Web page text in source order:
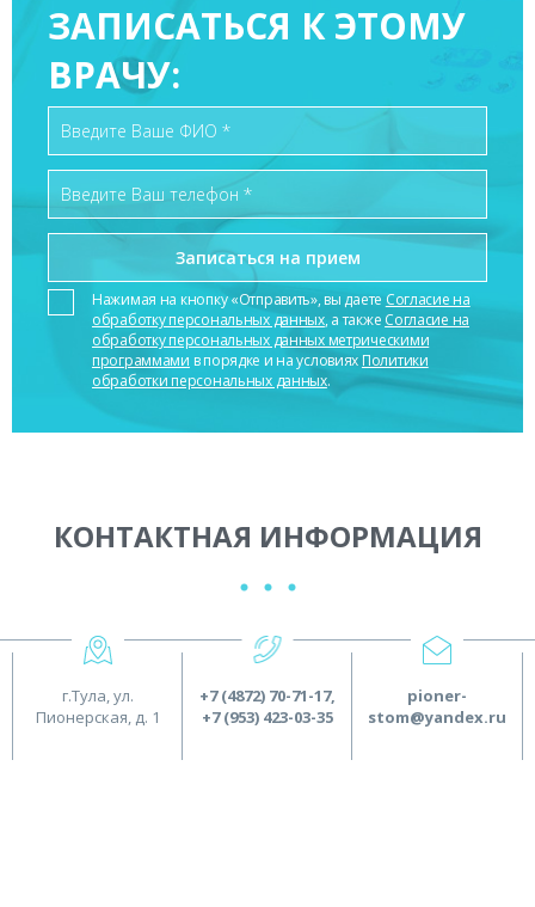
ЗАПИСАТЬСЯ КЭТОМУ
ВРАЧУ:
Нажимая на кнопку «Отправить», вы даете Согласие на
обработку персональных данных, а также Согласие на
обработку персональных данных метрическими
программами в порядке и на условиях Политики
обработки персональных данных.
КОНТАКТНАЯ ИНФОРМАЦИЯ
г.Тула, ул.
Пионерская, д. 1
+7 (4872) 70-71-17,
+7 (953) 423-03-35
pioner-
stom@yandex.ru